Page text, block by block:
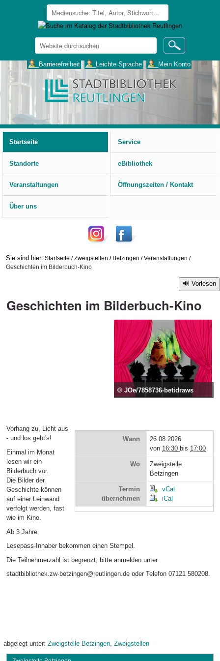
Website
durchsuchen
___Barrierefreiheit ___Leichte Sprache ___Mein Konto
Startseite
Service
Standorte eBibliothek
Veranstaltungen Öffnungszeiten / Kontakt
Über uns
Sie sind hier: Startseite /Zweigstellen / Betzingen /Veranstaltungen /
Geschichten im Bilderbuch-Kino
Vorlesen
Geschichten im Bilderbuch-Kino
© JOe/7858736-betidraws
Wann
26.08.2026
von 16:30 bis 17:00
Wo
Zweigstelle
Betzingen
Termin
übernehmen
vCal
iCal
Vorhang zu, Licht aus
- und los geht's!
Einmal im Monat
lesen wir ein
Bilderbuch vor.
Die Bilder der
Geschichte können
auf einer Leinwand
verfolgt werden, fast
wie im Kino.
Ab 3 Jahre
Lesepass-Inhaber bekommen einen Stempel.
Die Teilnehmerzahl ist begrenzt; bitte anmelden unter
stadtbibliothek.zw-betzingen@reutlingen.de oder Telefon 07121 580208.
abgelegt unter: Zweigstelle Betzingen Zweigstellen